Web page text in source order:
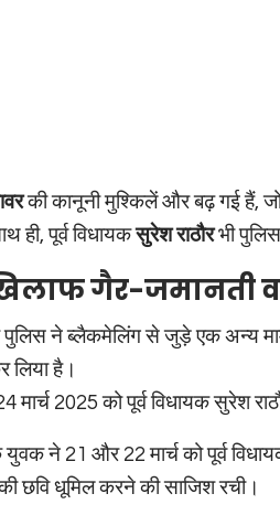
की कानूनी मुश्किलें और बढ़ गई हैं,
ही, पूर्व विधायकसुरेश राठौरभी
गैर-जमानती
पुलिस ने ब्लैकमेलिंग से जुड़े एक अन्य
लिया है।
मार्च 2025 को पूर्व विधायक सुरेश
ने 21 और 22 मार्च को पूर्व
छवि धूमिल करने की साजिश रची।